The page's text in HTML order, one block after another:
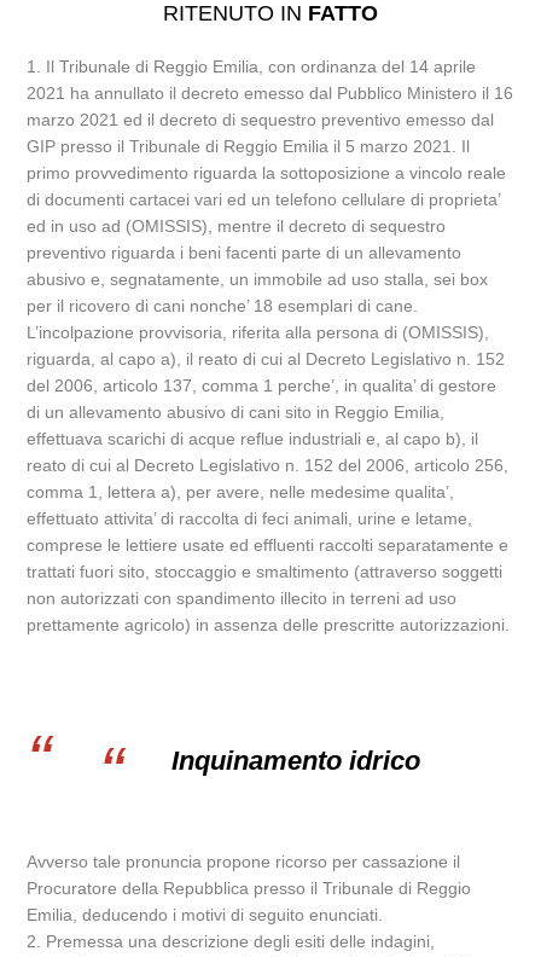
RITENUTO IN FATTO
1. Il Tribunale di Reggio Emilia, con ordinanza del 14 aprile
2021 ha annullato il decreto emesso dal Pubblico Ministero il 16
marzo 2021 ed il decreto di sequestro preventivo emesso dal
GIP presso il Tribunale di Reggio Emilia il 5 marzo 2021. Il
primo provvedimento riguarda la sottoposizione a vincolo reale
di documenti cartacei vari ed un telefono cellulare di proprieta’
ed in uso ad (OMISSIS), mentre il decreto di sequestro
preventivo riguarda i beni facenti parte di un allevamento
abusivo e, segnatamente, un immobile ad uso stalla, sei box
per il ricovero di cani nonche’ 18 esemplari di cane.
L’incolpazione provvisoria, riferita alla persona di (OMISSIS),
riguarda, al capo a), il reato di cui al Decreto Legislativo n. 152
del 2006, articolo 137, comma 1 perche’, in qualita’ di gestore
di un allevamento abusivo di cani sito in Reggio Emilia,
effettuava scarichi di acque reflue industriali e, al capo b), il
reato di cui al Decreto Legislativo n. 152 del 2006, articolo 256,
comma 1, lettera a), per avere, nelle medesime qualita’,
effettuato attivita’ di raccolta di feci animali, urine e letame,
comprese le lettiere usate ed effluenti raccolti separatamente e
trattati fuori sito, stoccaggio e smaltimento (attraverso soggetti
non autorizzati con spandimento illecito in terreni ad uso
prettamente agricolo) in assenza delle prescritte autorizzazioni.
Inquinamento idrico
Avverso tale pronuncia propone ricorso per cassazione il
Procuratore della Repubblica presso il Tribunale di Reggio
Emilia, deducendo i motivi di seguito enunciati.
2. Premessa una descrizione degli esiti delle indagini,